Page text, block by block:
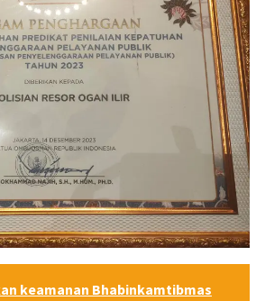
keamanan Bhabinkamtibmas